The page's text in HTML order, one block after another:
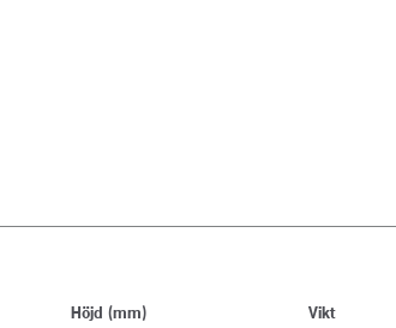
Höjd (mm) Vikt